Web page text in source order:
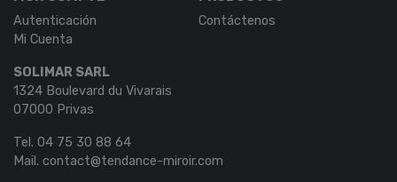
Autenticación
Mi Cuenta
Contáctenos
SOLIMAR SARL
1324 Boulevard du Vivarais
07000 Privas
Tel. 04 75 30 88 64
Mail. contact@tendance-miroir.com